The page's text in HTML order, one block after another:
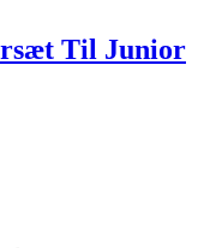
Til Junior